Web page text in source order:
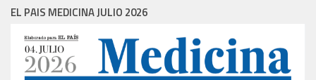
EL PAIS MEDICINA JULIO 2026